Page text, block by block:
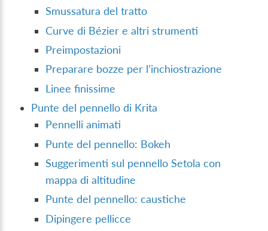
Smussatura del tratto
Curve di Bézier e altri strumenti
Preimpostazioni
Preparare bozze per l’inchiostrazione
Linee finissime
Punte del pennello di Krita
Pennelli animati
Punte del pennello: Bokeh
Suggerimenti sul pennello Setola con
mappa di altitudine
Punte del pennello: caustiche
Dipingere pellicce